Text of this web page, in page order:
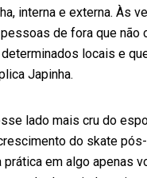
interna e externa. Às
de fora que não
locais e
Japinha.
lado mais cru do
do skate
em algo apenas